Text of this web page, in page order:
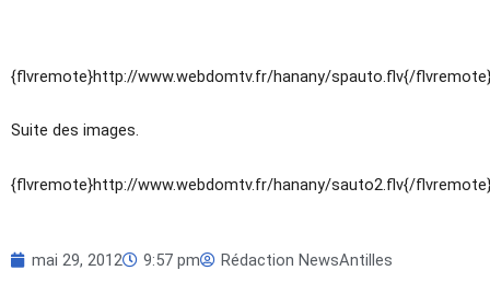
{flvremote}http://www.webdomtv.fr/hanany/spauto.flv{/
Suite des images.
{flvremote}http://www.webdomtv.fr/hanany/sauto2.flv{/
mai 29, 2012 9:57 pm Rédaction NewsAntilles